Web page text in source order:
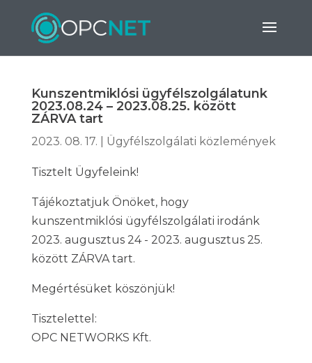
Kunszentmiklósi ügyfélszolgálatunk
2023.08.24 – 2023.08.25. között
ZÁRVA tart
2023. 08. 17. Ügyfélszolgálati közlemények
Tisztelt Ügyfeleink!
Tájékoztatjuk Önöket, hogy
kunszentmiklósi ügyfélszolgálati irodánk
2023. augusztus 24 - 2023. augusztus 25.
között ZÁRVA tart.
Megértésüket köszönjük!
Tisztelettel:
OPC NETWORKS Kft.